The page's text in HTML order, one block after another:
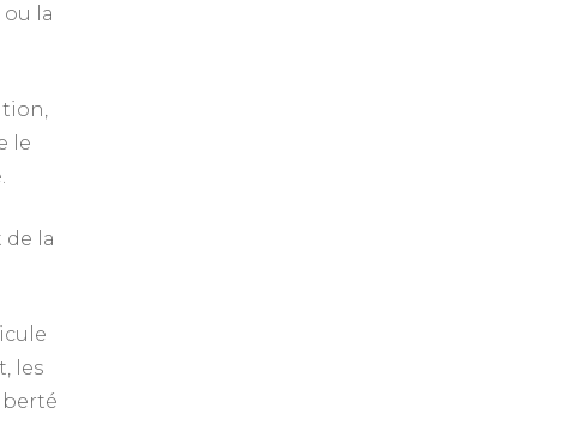
la
le
la
les